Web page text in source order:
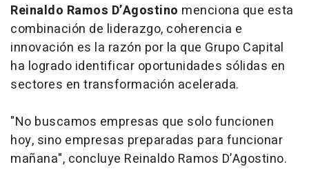
Reinaldo Ramos D’Agostino menciona que esta
combinación de liderazgo, coherencia e
innovación es la razón por la que Grupo Capital
ha logrado identificar oportunidades sólidas en
sectores en transformación acelerada.
"No buscamos empresas que solo funcionen
hoy, sino empresas preparadas para funcionar
mañana", concluye Reinaldo Ramos D’Agostino.